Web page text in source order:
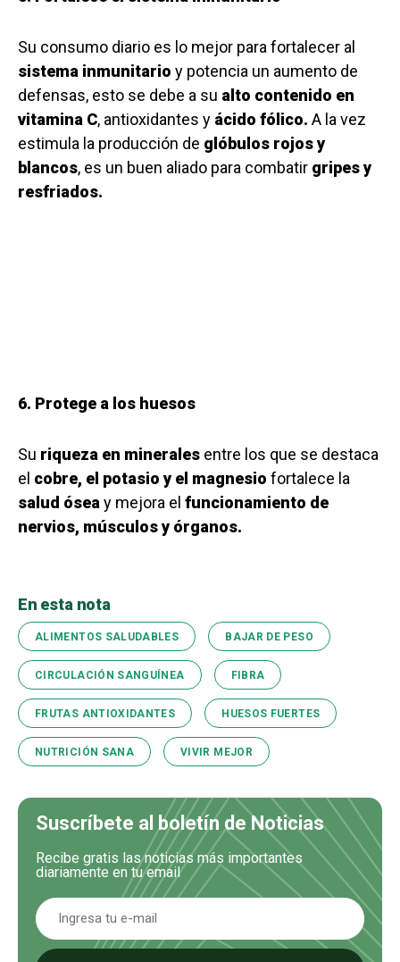
Su consumo diario es lo mejor para fortalecer al
sistema inmunitario y potencia un aumento de
defensas, esto se debe a su alto contenido en
vitamina C, antioxidantes y ácido fólico. A la vez
estimula la producción de glóbulos rojos y
blancos, es un buen aliado para combatir gripes y
resfriados.
6. Protege a los huesos
Su riqueza en minerales entre los que se destaca
el cobre, el potasio y el magnesio fortalece la
salud ósea y mejora el funcionamiento de
nervios, músculos y órganos.
En esta nota
ALIMENTOS SALUDABLES BAJAR DE PESO
CIRCULACIÓN SANGUÍNEA FIBRA
FRUTAS ANTIOXIDANTES HUESOS FUERTES
NUTRICIÓN SANA VIVIR MEJOR
Suscríbete al boletín de Noticias
Recibe gratis las noticias más importantes
diariamente en tu email